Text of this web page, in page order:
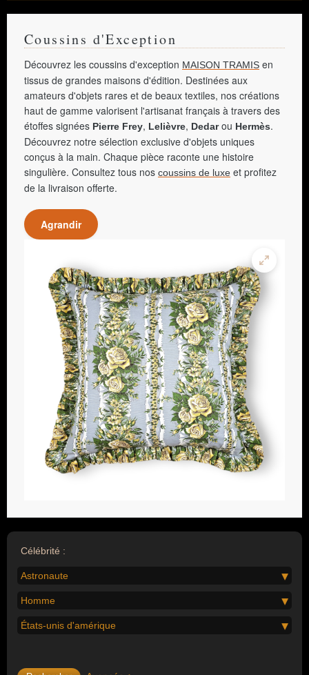
Coussins d'Exception
Découvrez les coussins d'exception MAISON TRAMIS en
tissus de grandes maisons d'édition. Destinées aux
amateurs d'objets rares et de beaux textiles, nos créations
haut de gamme valorisent l'artisanat français à travers des
étoffes signées Pierre Frey, Lelièvre, Dedarou Hermès.
Découvrez notre sélection exclusive d'objets uniques
conçus à la main. Chaque pièce raconte une histoire
singulière. Consultez tous nos coussins de luxe et profitez
de la livraison offerte.
Agrandir
Célébrité :
Astronaute
Homme
États-unis d'amérique